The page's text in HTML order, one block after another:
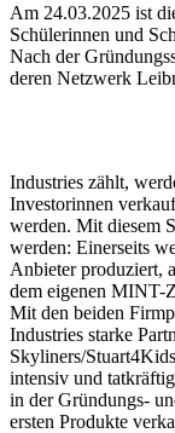
Am 24.03.2025 ist
Schülerinnen und
Nach der
deren Netzwerk
Industries zählt,
Investorinnen
werden. Mit diesem
werden: Einerseits
Anbieter produziert,
dem eigenen MINT-
Mit den beiden
Industries starke
Skyliners/
intensiv und
in der Gründungs-
ersten Produkte